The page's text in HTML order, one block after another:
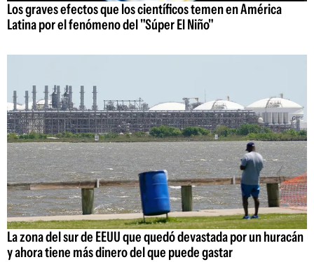
Los graves efectos que los científicos temen en América
Latina por el fenómeno del "Súper El Niño"
La zona del sur de EEUU que quedó devastada por un huracán
y ahora tiene más dinero del que puede gastar